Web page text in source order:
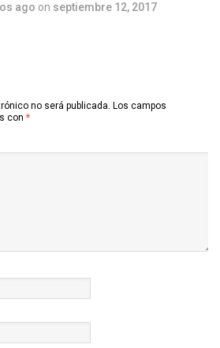
ago on septiembre 12, 2017
no será publicada. Los campos
con *